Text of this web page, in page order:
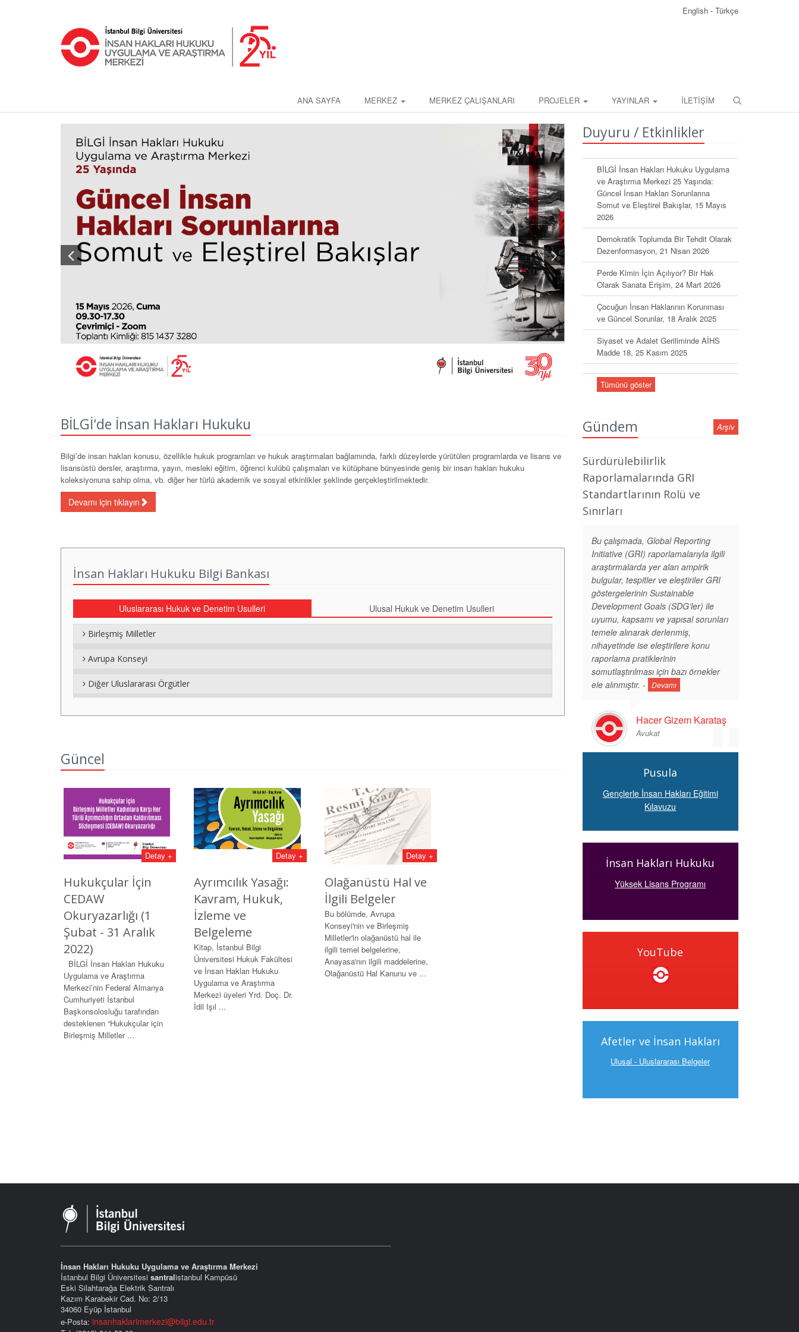
English - Türkçe
ANA SAYFA MERKEZ MERKEZ ÇALIŞANLARI PROJELER YAYINLAR İLETİŞİM
BİLGİ'de İnsan Hakları Hukuku
Bilgi’de insan hakları konusu, özellikle hukuk programları ve hukuk araştırmaları bağlamında, farklı düzeylerde yürütülen programlarda ve lisans ve
lisansüstü dersler, araştırma, yayın, mesleki eğitim, öğrenci kulübü çalışmaları ve kütüphane bünyesinde geniş bir insan hakları hukuku
koleksiyonuna sahip olma, vb. diğer her türlü akademik ve sosyal etkinlikler şeklinde gerçekleştirilmektedir.
Devamı için tıklayın
İnsan Hakları Hukuku Bilgi Bankası
Uluslararası Hukuk ve Denetim Usulleri Ulusal Hukuk ve Denetim Usulleri
Birleşmiş Milletler
Avrupa Konseyi
Diğer Uluslararası Örgütler
Güncel
Detay +
Hukukçular İçin
CEDAW
Okuryazarlığı (1
Şubat - 31 Aralık
2022)
BİLGİ İnsan Hakları Hukuku
Uygulama ve Araştırma
Merkezi’nin Federal Almanya
Cumhuriyeti İstanbul
Başkonsolosluğu tarafından
desteklenen “Hukukçular için
Birleşmiş Milletler ...
Detay +
Ayrımcılık Yasağı:
Kavram, Hukuk,
İzleme ve
Belgeleme
Kitap, İstanbul Bilgi
Üniversitesi Hukuk Fakültesi
ve İnsan Hakları Hukuku
Uygulama ve Araştırma
Merkezi üyeleri Yrd. Doç. Dr.
İdil Işıl ...
Detay +
Olağanüstü Hal ve
İlgili Belgeler
Bu bölümde, Avrupa
Konseyi'nin ve Birleşmiş
Milletler'in olağanüstü hal ile
ilgili temel belgelerine,
Anayasa'nın ilgili maddelerine,
Olağanüstü Hal Kanunu ve ...
Duyuru / Etkinlikler
BİLGİ İnsan Hakları Hukuku Uygulama
ve Araştırma Merkezi 25 Yaşında:
Güncel İnsan Hakları Sorunlarına
Somut ve Eleştirel Bakışlar, 15 Mayıs
2026
Demokratik Toplumda Bir Tehdit Olarak
Dezenformasyon, 21 Nisan 2026
Perde Kimin İçin Açılıyor? Bir Hak
Olarak Sanata Erişim, 24 Mart 2026
Çocuğun İnsan Haklarının Korunması
ve Güncel Sorunlar, 18 Aralık 2025
Siyaset ve Adalet Geriliminde AİHS
Madde 18, 25 Kasım 2025
Tümünü göster
Gündem Arşiv
Sürdürülebilirlik
Raporlamalarında GRI
Standartlarının Rolü ve
Sınırları
Bu çalışmada, Global Reporting
Initiative (GRI) raporlamalarıyla ilgili
araştırmalarda yer alan ampirik
bulgular, tespitler ve eleştiriler GRI
göstergelerinin Sustainable
Development Goals (SDG’ler) ile
uyumu, kapsamı ve yapısal sorunları
temele alınarak derlenmiş,
nihayetinde ise eleştirilere konu
raporlama pratiklerinin
somutlaştırılması için bazı örnekler
ele alınmıştır. -
Devamı
Hacer Gizem Karataş
Avukat
Pusula
Gençlerle İnsan Hakları Eğitimi
Kılavuzu
İnsan Hakları Hukuku
Yüksek Lisans Programı
YouTube
Afetler ve İnsan Hakları
Ulusal - Uluslararası Belgeler
İnsan Hakları Hukuku Uygulama ve Araştırma Merkezi
İstanbul Bilgi Üniversitesi santralistanbul Kampüsü
Eski Silahtarağa Elektrik Santralı
Kazım Karabekir Cad. No: 2/13
34060 Eyüp İstanbul
e-Posta: insanhaklarimerkezi@bilgi.edu.tr